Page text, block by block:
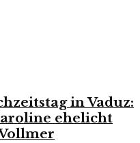
in Vaduz:
ehelicht